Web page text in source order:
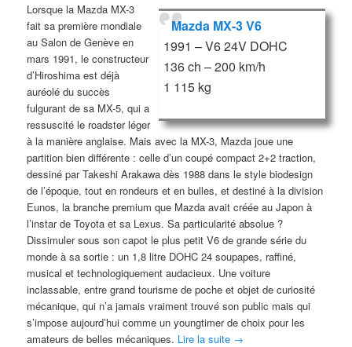
Mazda MX-3 V6
1991 – V6 24V DOHC
136 ch – 200 km/h
1 115 kg
Lorsque la Mazda MX-3
fait sa première mondiale
au Salon de Genève en
mars 1991, le constructeur
d’Hiroshima est déjà
auréolé du succès
fulgurant de sa MX-5, qui a
ressuscité le roadster léger
à la manière anglaise. Mais avec la MX-3, Mazda joue une
partition bien différente : celle d’un coupé compact 2+2 traction,
dessiné par Takeshi Arakawa dès 1988 dans le style biodesign
de l’époque, tout en rondeurs et en bulles, et destiné à la division
Eunos, la branche premium que Mazda avait créée au Japon à
l’instar de Toyota et sa Lexus. Sa particularité absolue ?
Dissimuler sous son capot le plus petit V6 de grande série du
monde à sa sortie : un 1,8 litre DOHC 24 soupapes, raffiné,
musical et technologiquement audacieux. Une voiture
inclassable, entre grand tourisme de poche et objet de curiosité
mécanique, qui n’a jamais vraiment trouvé son public mais qui
s’impose aujourd’hui comme un youngtimer de choix pour les
amateurs de belles mécaniques. Lire la suite →